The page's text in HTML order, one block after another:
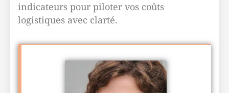
indicateurs pour piloter vos coûts
logistiques avec clarté.